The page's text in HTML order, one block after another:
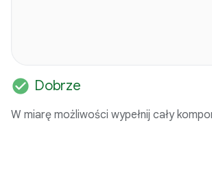
check_circle Dobrze
W miarę możliwości wypełnij cały